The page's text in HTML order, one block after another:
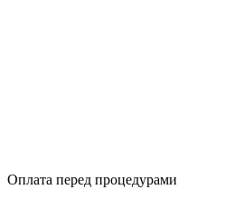
Оплата перед процедурами